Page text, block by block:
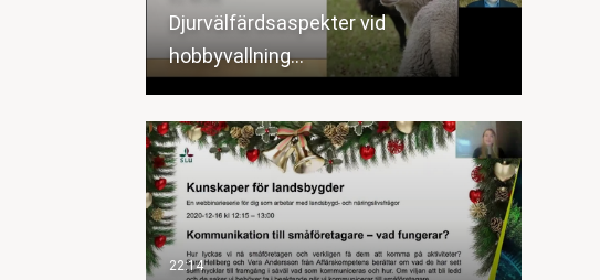
Djurvälfärdsaspekter vid
hobbyvallning…